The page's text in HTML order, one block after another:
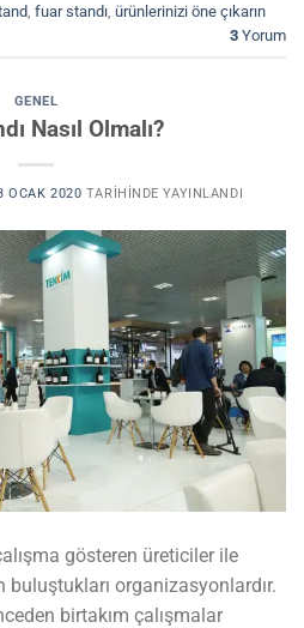
fuar standı ürünlerinizi öne çıkarın
3 Yorum
GENEL
Nasıl Olmalı?
OCAK 2020 TARIHINDE YAYINLANDI
gösteren üreticiler ile
buluştukları organizasyonlardır.
birtakım çalışmalar